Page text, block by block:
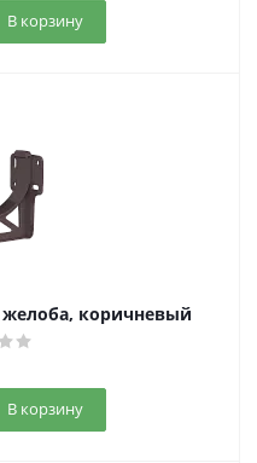
В корзину
коричневый
В корзину